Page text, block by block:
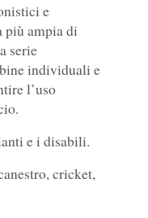
e
più ampia di
serie
individuali e
l’uso
e i disabili.
cricket,